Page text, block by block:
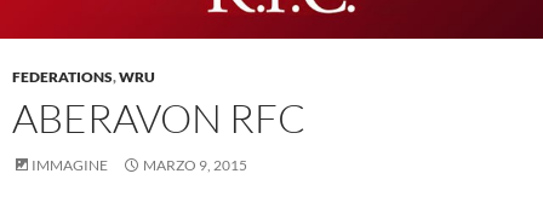
FEDERATIONS,WRU
ABERAVON RFC
IMMAGINE MARZO 9, 2015